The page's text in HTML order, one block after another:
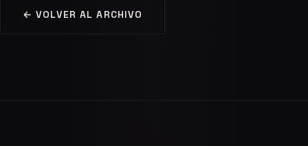
← VOLVER AL ARCHIVO